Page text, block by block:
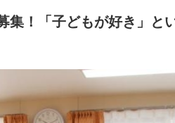
集！「子どもが好き」と